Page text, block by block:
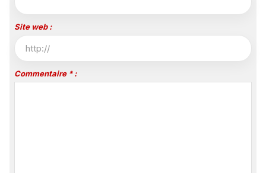
Site web :
Commentaire * :